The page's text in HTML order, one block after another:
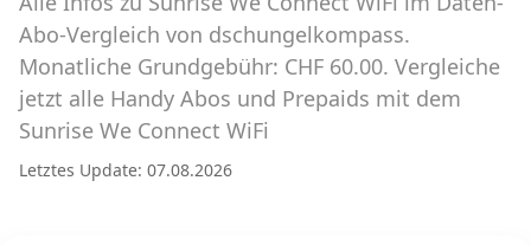
Abos für Tablets, Hotspots und Smart
Watches
Tarifrechner Handy-Abo
Der gute alte Tarifrechner im neuen Design
Abo-Vergleich von dschungelkompass.
Monatliche Grundgebühr: CHF 60.00. Vergleiche
jetzt alle Handy Abos und Prepaids mit dem
Sunrise We Connect WiFi
Letztes Update: 07.08.2026